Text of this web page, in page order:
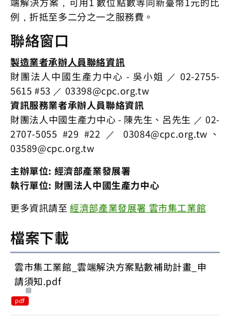
例，折抵至多二分之一之服務費。
聯絡窗口
製造業者承辦人員聯絡資訊
財團法人中國生產力中心 - 吳小姐 ／ 02-2755-
5615 #53 ／ 03398@cpc.org.tw
資訊服務業者承辦人員聯絡資訊
財團法人中國生產力中心 - 陳先生、呂先生 ／ 02-
2707-5055 #29 #22 ／ 03084@cpc.org.tw 、
03589@cpc.org.tw
主辦單位: 經濟部產業發展署
執行單位: 財團法人中國生產力中心
更多資訊請至經濟部產業發展署 雲市集工業館
檔案下載
雲市集工業館_雲端解決方案點數補助計畫_申
請須知.pdf
pdf